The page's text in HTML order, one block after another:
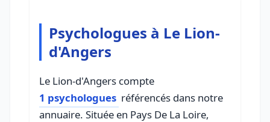
Psychologues à Le Lion-
d'Angers
Le Lion-d'Angers compte
1 psychologues référencés dans notre
annuaire. Située en Pays De La Loire,